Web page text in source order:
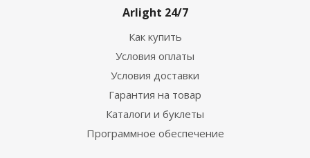
Arlight 24/7
Как купить
Условия оплаты
Условия доставки
Гарантия на товар
Каталоги и буклеты
Программное обеспечение